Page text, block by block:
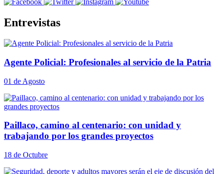
Entrevistas
Agente Policial: Profesionales al servicio de la Patria
01 de Agosto
Paillaco, camino al centenario: con unidad y
trabajando por los grandes proyectos
18 de Octubre